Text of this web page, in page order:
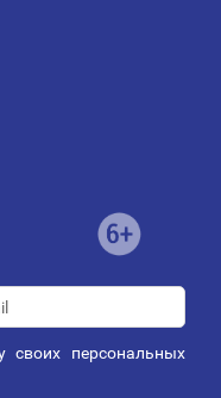
своих персональных